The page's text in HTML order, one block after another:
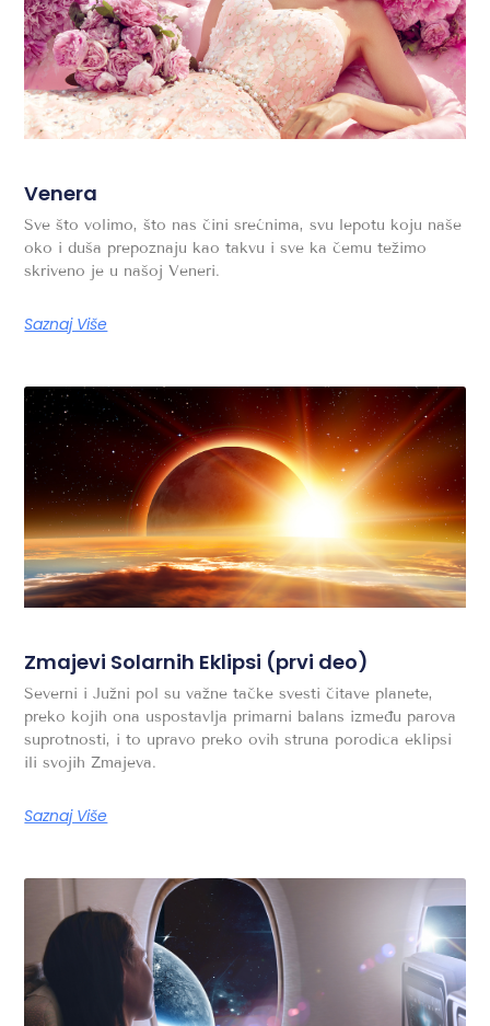
Venera
Sve što volimo, što nas čini srećnima, svu lepotu koju naše
oko i duša prepoznaju kao takvu i sve ka čemu težimo
skriveno je u našoj Veneri.
Saznaj Više
Zmajevi Solarnih Eklipsi (prvi deo)
Severni i Južni pol su važne tačke svesti čitave planete,
preko kojih ona uspostavlja primarni balans između parova
suprotnosti, i to upravo preko ovih struna porodica eklipsi
ili svojih Zmajeva.
Saznaj Više